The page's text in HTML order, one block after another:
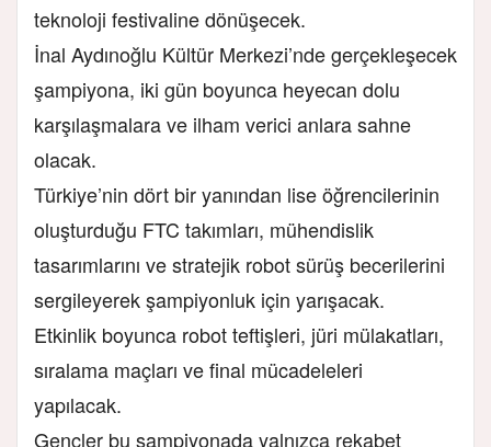
teknoloji festivaline dönüşecek.
İnal Aydınoğlu Kültür Merkezi’nde gerçekleşecek
şampiyona, iki gün boyunca heyecan dolu
karşılaşmalara ve ilham verici anlara sahne
olacak.
Türkiye’nin dört bir yanından lise öğrencilerinin
oluşturduğu FTC takımları, mühendislik
tasarımlarını ve stratejik robot sürüş becerilerini
sergileyerek şampiyonluk için yarışacak.
Etkinlik boyunca robot teftişleri, jüri mülakatları,
sıralama maçları ve final mücadeleleri
yapılacak.
Gençler bu şampiyonada yalnızca rekabet